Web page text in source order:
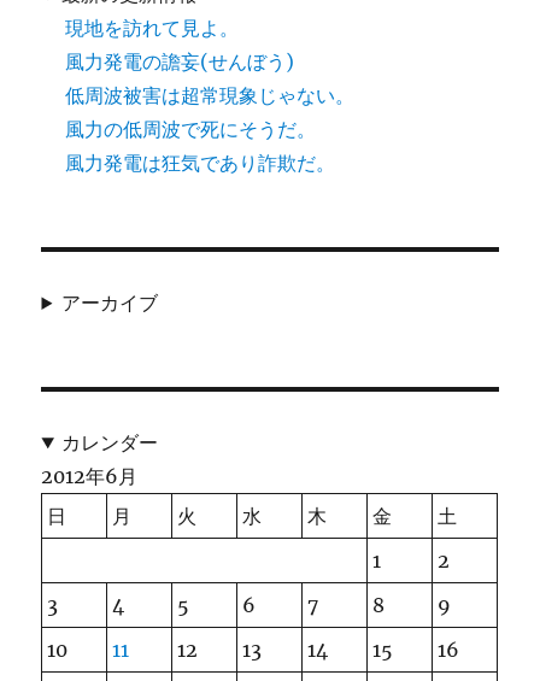
現地を訪れて見よ。
風力発電の譫妄(せんぼう)
低周波被害は超常現象じゃない。
風力の低周波で死にそうだ。
風力発電は狂気であり詐欺だ。
アーカイブ
カレンダー
2012年6月
日
月 火 水 木 金
土
1
2
3
4 5 6 7 8
9
10
11 12 13 14 15
16